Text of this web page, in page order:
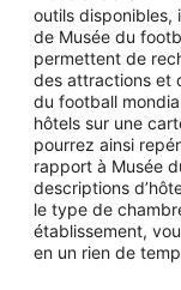
outils disponibles,
de Musée du
permettent de
des attractions et
du football
hôtels sur une
pourrez ainsi
rapport à Musée
descriptions
le type de
établissement,
en un rien de